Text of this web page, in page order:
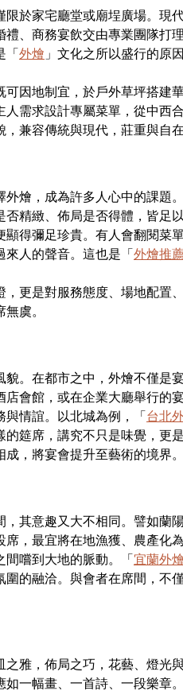
限於家宅廳堂或廟埕廣場。現
禮、商務宴飲交由專業團隊打
「外燴 」文化之所以盛行的原
可因地制宜，於戶外草坪搭建
人需求設計專屬菜單，從中西
，兼容傳統與現代，莊重與自
外燴，成為許多人心中的課題
否精緻、佈局是否得體，皆足
顯得彌足珍貴。有人會翻閱菜
來人的聲音。這也是「外燴推
，更是對服務態度、場地配置
虞。
貌。在都市之中，外燴不僅是
店會館，或在企業大廳舉行的
與情誼。以北城為例，「台北
的筵席，講究不只是味覺，更
成，將宴會提升至藝術的境界
，其意趣又大不相同。譬如蘭
席，最宜將在地漁獲、農產化
間嚐到大地的脈動。「宜蘭外
圍的融洽。與會者在席間，不
之雅，佈局之巧，花藝、燈光
如一幅畫、一首詩、一段樂章